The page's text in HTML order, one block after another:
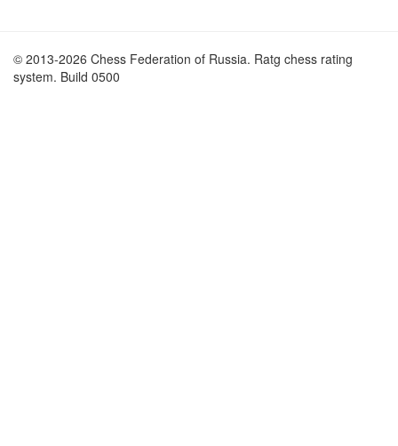
© 2013-2026 Chess Federation of Russia. Ratg chess rating
system. Build 0500